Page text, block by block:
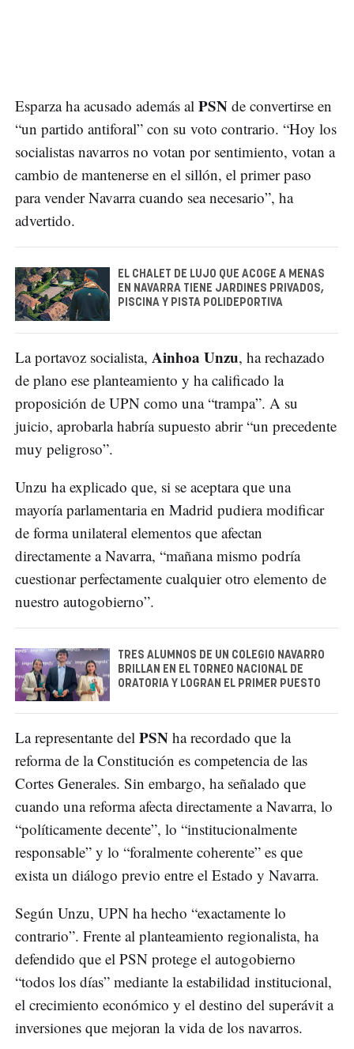
Esparza ha acusado además al PSN de convertirse en
“un partido antiforal” con su voto contrario. “Hoy los
socialistas navarros no votan por sentimiento, votan a
cambio de mantenerse en el sillón, el primer paso
para vender Navarra cuando sea necesario”, ha
advertido.
EL CHALET DE LUJO QUE ACOGE A MENAS
EN NAVARRA TIENE JARDINES PRIVADOS,
PISCINA Y PISTA POLIDEPORTIVA
La portavoz socialista, Ainhoa Unzu, ha rechazado
de plano ese planteamiento y ha calificado la
proposición de UPN como una “trampa”. A su
juicio, aprobarla habría supuesto abrir “un precedente
muy peligroso”.
Unzu ha explicado que, si se aceptara que una
mayoría parlamentaria en Madrid pudiera modificar
de forma unilateral elementos que afectan
directamente a Navarra, “mañana mismo podría
cuestionar perfectamente cualquier otro elemento de
nuestro autogobierno”.
TRES ALUMNOS DE UN COLEGIO NAVARRO
BRILLAN EN EL TORNEO NACIONAL DE
ORATORIA Y LOGRAN EL PRIMER PUESTO
La representante del PSN ha recordado que la
reforma de la Constitución es competencia de las
Cortes Generales. Sin embargo, ha señalado que
cuando una reforma afecta directamente a Navarra, lo
“políticamente decente”, lo “institucionalmente
responsable” y lo “foralmente coherente” es que
exista un diálogo previo entre el Estado y Navarra.
Según Unzu, UPN ha hecho “exactamente lo
contrario”. Frente al planteamiento regionalista, ha
defendido que el PSN protege el autogobierno
“todos los días” mediante la estabilidad institucional,
el crecimiento económico y el destino del superávit a
inversiones que mejoran la vida de los navarros.